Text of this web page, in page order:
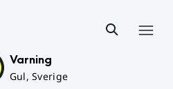
Varning
Gul, Sverige